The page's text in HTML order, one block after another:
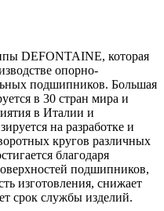
DEFONTAINE, которая
опорно-
подшипников. Большая
в 30 стран мира и
в Италии и
на разработке и
кругов различных
благодаря
подшипников,
изготовления, снижает
срок службы изделий.